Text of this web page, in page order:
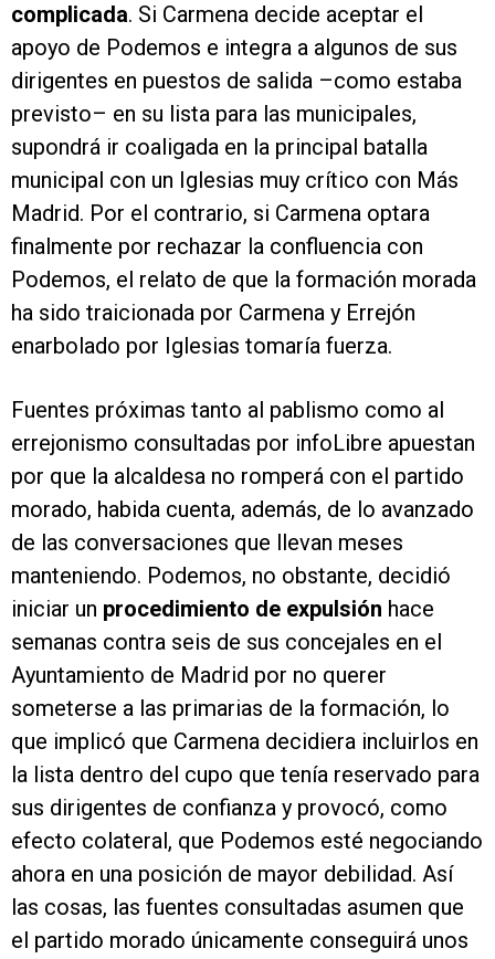
complicada. Si Carmena decide aceptar el
apoyo de Podemos e integra a algunos de sus
dirigentes en puestos de salida –como estaba
previsto– en su lista para las municipales,
supondrá ir coaligada en la principal batalla
municipal con un Iglesias muy crítico con Más
Madrid. Por el contrario, si Carmena optara
finalmente por rechazar la confluencia con
Podemos, el relato de que la formación morada
ha sido traicionada por Carmena y Errejón
enarbolado por Iglesias tomaría fuerza.
Fuentes próximas tanto al pablismo como al
errejonismo consultadas por infoLibre apuestan
por que la alcaldesa no romperá con el partido
morado, habida cuenta, además, de lo avanzado
de las conversaciones que llevan meses
manteniendo. Podemos, no obstante, decidió
iniciar un procedimiento de expulsión hace
semanas contra seis de sus concejales en el
Ayuntamiento de Madrid por no querer
someterse a las primarias de la formación, lo
que implicó que Carmena decidiera incluirlos en
la lista dentro del cupo que tenía reservado para
sus dirigentes de confianza y provocó, como
efecto colateral, que Podemos esté negociando
ahora en una posición de mayor debilidad. Así
las cosas, las fuentes consultadas asumen que
el partido morado únicamente conseguirá unos